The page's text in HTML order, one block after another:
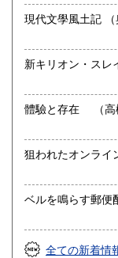
現
新キリオン・ス
體驗と
ベルを鳴らす郵便
全ての新着情